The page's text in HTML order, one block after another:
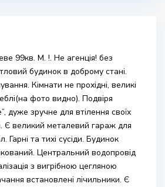
99кв. М. !. Не агенція! без
будинок в доброму стані.
Кімнати не прохідні, великі
фото видно). Подвіря
дуже зручне для втілення своїх
Є великий металевий гараж для
Гарні та тихі сусіди. Будинок
Центральний водопровід
з вигрібною цегляною
встановлені лічильники. Є